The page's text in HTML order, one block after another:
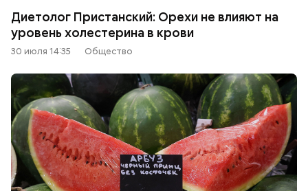
Диетолог Пристанский: Орехи не влияют на
уровень холестерина в крови
30 июля 14:35 Общество